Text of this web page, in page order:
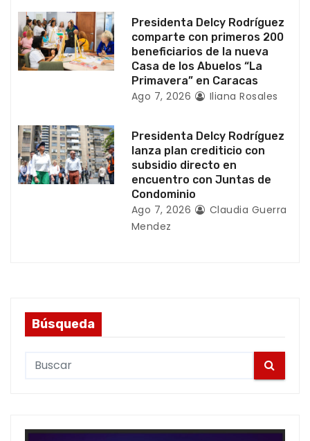
r
a
d
s
Presidenta Delcy Rodríguez
comparte con primeros 200
beneficiarios de la nueva
Casa de los Abuelos “La
Primavera” en Caracas
Ago 7, 2026 Iliana Rosales
Presidenta Delcy Rodríguez
lanza plan crediticio con
subsidio directo en
encuentro con Juntas de
Condominio
Ago 7, 2026
Claudia Guerra
Mendez
Búsqueda
c